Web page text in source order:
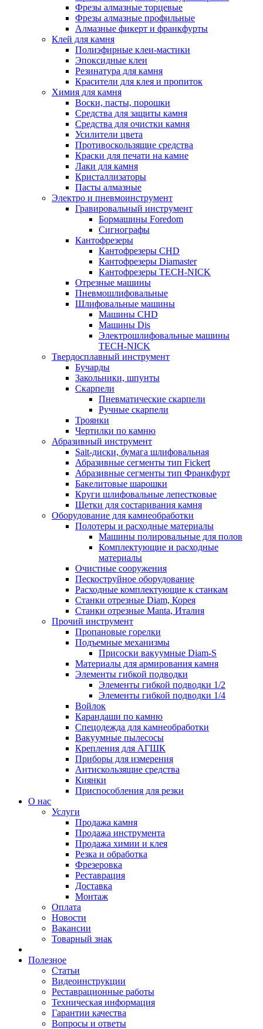
Фрезы алмазные торцевые
Фрезы алмазные профильные
Алмазные фикерт и франкфурты
Клей для камня
Полиэфирные клеи-мастики
Эпоксидные клеи
Резинатура для камня
Красители для клея и пропиток
Химия для камня
Воски, пасты, порошки
Средства для защиты камня
Средства для очистки камня
Усилители цвета
Противоскользящие средства
Краски для печати на камне
Лаки для камня
Кристаллизаторы
Пасты алмазные
Электро и пневмоинструмент
Гравировальный инструмент
Бормашины Foredom
Сигнографы
Кантофрезеры
Кантофрезеры CHD
Кантофрезеры Diamaster
Кантофрезеры TECH-NICK
Отрезные машины
Пневмошлифовальные
Шлифовальные машины
Машины CHD
Машины Dis
Электрошлифовальные машины
TECH-NICK
Твердосплавный инструмент
Бучарды
Закольники, шпунты
Скарпели
Пневматические скарпели
Ручные скарпели
Троянки
Чертилки по камню
Абразивный инструмент
Sait-диски, бумага шлифовальная
Абразивные сегменты тип Fickert
Абразивные сегменты тип Франкфурт
Бакелитовые шарошки
Круги шлифовальные лепестковые
Щетки для состаривания камня
Оборудование для камнеобработки
Полотеры и расходные материалы
Машины полировальные для полов
Комплектующие и расходные
материалы
Очистные сооружения
Пескоструйное оборудование
Расходные комплектующие к станкам
Станки отрезные Diam, Корея
Станки отрезные Manta, Италия
Прочий инструмент
Пропановые горелки
Подъeмные механизмы
Присоски вакуумные Diam-S
Материалы для армирования камня
Элементы гибкой подводки
Элементы гибкой подводки 1/2
Элементы гибкой подводки 1/4
Войлок
Карандаши по камню
Спецодежда для камнеобработки
Вакуумные пылесосы
Крепления для АГШК
Приборы для измерения
Антискользящие средства
Киянки
Приспособления для резки
О нас
Услуги
Продажа камня
Продажа инструмента
Продажа химии и клея
Резка и обработка
Фрезеровка
Реставрация
Доставка
Монтаж
Оплата
Новости
Вакансии
Товарный знак
Полезное
Статьи
Видеоинструкции
Реставрационные работы
Техническая информация
Гарантии качества
Вопросы и ответы